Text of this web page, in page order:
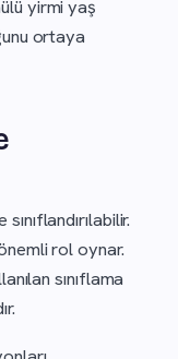
yirmi yaş
ortaya
rol oynar.
sınıflama